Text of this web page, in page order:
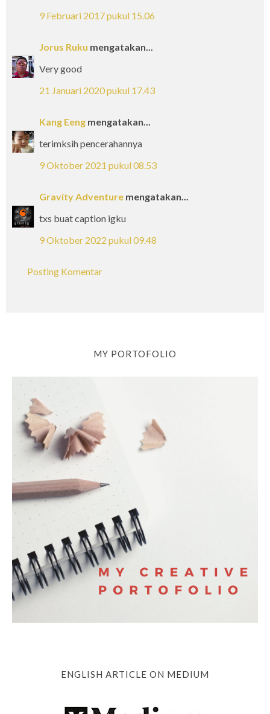
9 Februari 2017 pukul 15.06
Jorus Ruku mengatakan...
Very good
21 Januari 2020 pukul 17.43
Kang Eeng mengatakan...
terimksih pencerahannya
9 Oktober 2021 pukul 08.53
Gravity Adventure mengatakan...
txs buat caption igku
9 Oktober 2022 pukul 09.48
Posting Komentar
MY PORTOFOLIO
ENGLISH ARTICLE ON MEDIUM